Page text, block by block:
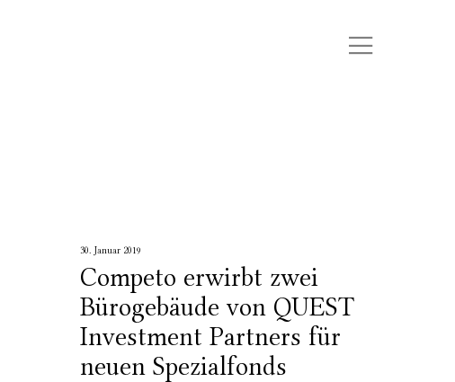
30. Januar 2019
Competo erwirbt zwei
Bürogebäude von QUEST
Investment Partners für
neuen Spezialfonds